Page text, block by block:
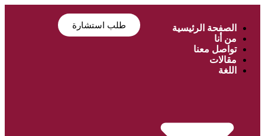
الصفحة الرئيسية
من أنا
تواصل معنا
مقالات
اللغة
طلب استشارة